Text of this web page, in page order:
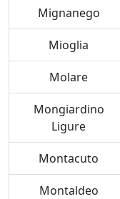
Mignanego
Mioglia
Molare
Mongiardino
Ligure
Montacuto
Montaldeo